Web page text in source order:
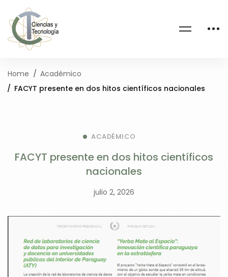
Home
Académico
FACYT presente en dos hitos científicos nacionales
ACADÉMICO
FACYT presente en dos hitos científicos
nacionales
julio 2, 2026